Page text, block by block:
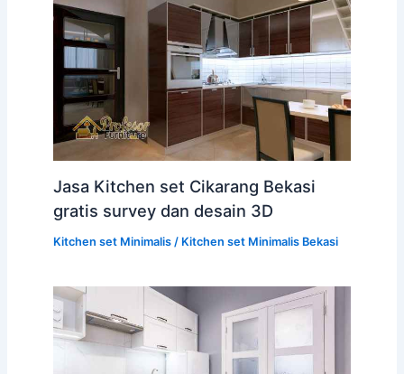
Jasa Kitchen set Cikarang Bekasi
gratis survey dan desain 3D
Kitchen set Minimalis/ Kitchen set Minimalis Bekasi